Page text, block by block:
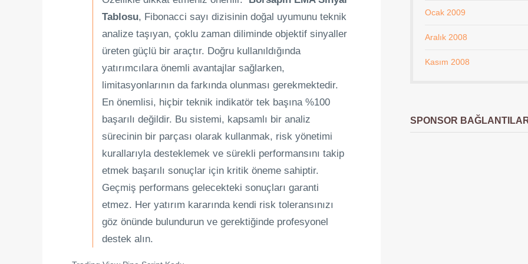
Tablosu, Fibonacci sayı dizisinin doğal uyumunu teknik
analize taşıyan, çoklu zaman diliminde objektif sinyaller
üreten güçlü bir araçtır. Doğru kullanıldığında
yatırımcılara önemli avantajlar sağlarken,
limitasyonlarının da farkında olunması gerekmektedir.
En önemlisi, hiçbir teknik indikatör tek başına %100
başarılı değildir. Bu sistemi, kapsamlı bir analiz
sürecinin bir parçası olarak kullanmak, risk yönetimi
kurallarıyla desteklemek ve sürekli performansını takip
etmek başarılı sonuçlar için kritik öneme sahiptir.
Geçmiş performans gelecekteki sonuçları garanti
etmez. Her yatırım kararında kendi risk toleransınızı
göz önünde bulundurun ve gerektiğinde profesyonel
destek alın.
Ocak 2009
Aralık 2008
Kasım 2008
SPONSOR